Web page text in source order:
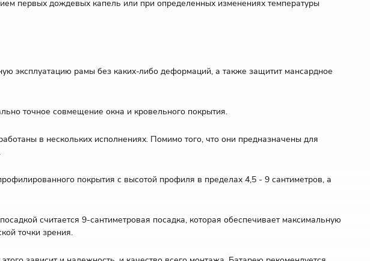
первых дождевых капель или при определенных изменениях температуры
эксплуатацию рамы без каких-либо деформаций, а также защитит мансардное
точное совмещение окна и кровельного покрытия.
в нескольких исполнениях. Помимо того, что они предназначены для
покрытия с высотой профиля в пределах 4,5 - 9 сантиметров, а
считается 9-сантиметровая посадка, которая обеспечивает максимальную
точки зрения.